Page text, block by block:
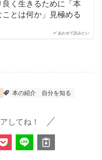
あわせて読みたい
良く生きるために「本
ことは何か」見極める
本の紹介 自分を知る
してね！